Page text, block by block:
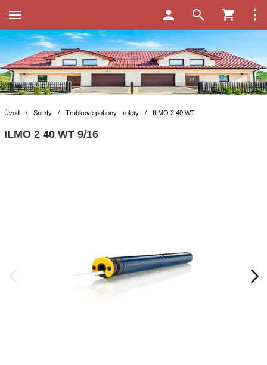
Úvod / Somfy / Trubkové pohony - rolety / ILMO 2 40 WT
ILMO 2 40 WT 9/16